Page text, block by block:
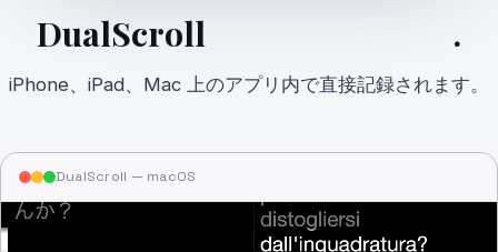
DualScroll .
iPhone、iPad、Mac 上のアプリ内で直接記録されます。
DualScroll — macOS